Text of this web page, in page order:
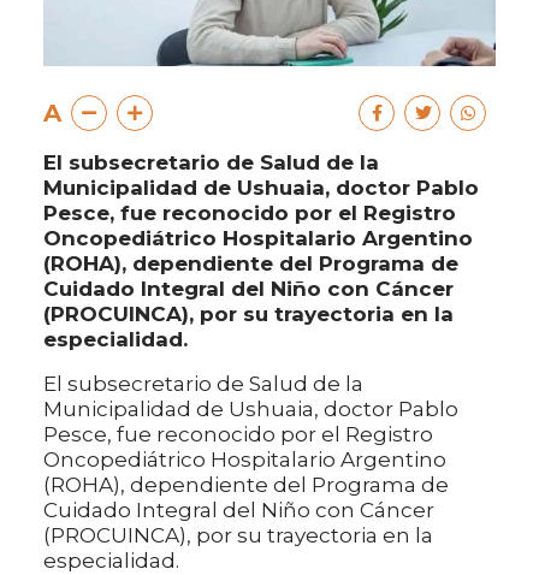
A
El subsecretario de Salud de la
Municipalidad de Ushuaia, doctor Pablo
Pesce, fue reconocido por el Registro
Oncopediátrico Hospitalario Argentino
(ROHA), dependiente del Programa de
Cuidado Integral del Niño con Cáncer
(PROCUINCA), por su trayectoria en la
especialidad.
El subsecretario de Salud de la
Municipalidad de Ushuaia, doctor Pablo
Pesce, fue reconocido por el Registro
Oncopediátrico Hospitalario Argentino
(ROHA), dependiente del Programa de
Cuidado Integral del Niño con Cáncer
(PROCUINCA), por su trayectoria en la
especialidad.